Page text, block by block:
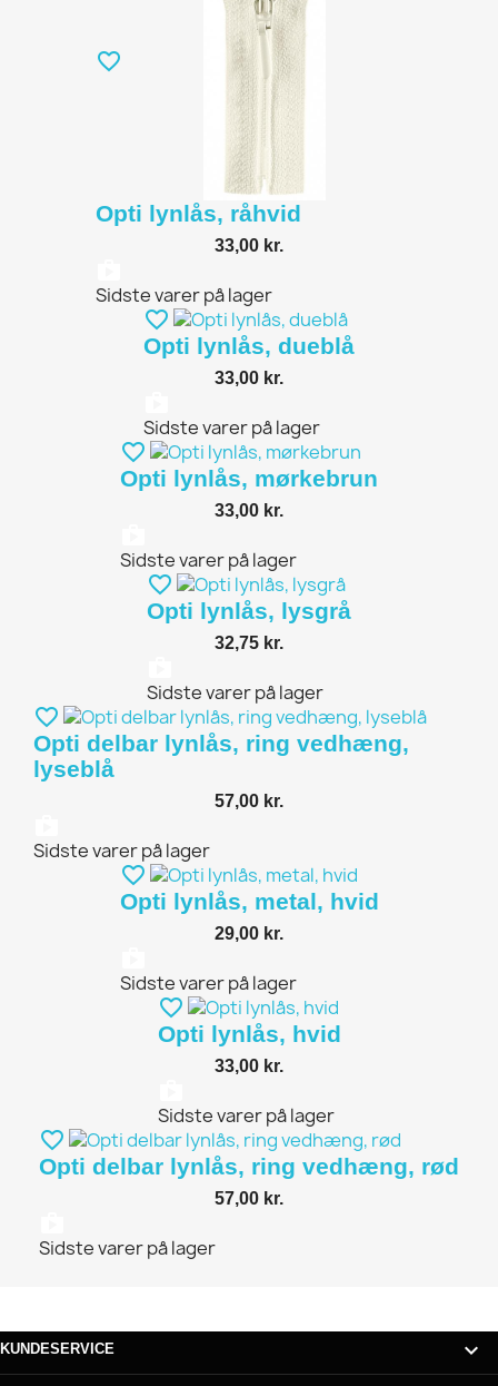
favorite_border
Opti lynlås, råhvid
33,00 kr.
Sidste varer på lager
favorite_border
Opti lynlås, dueblå
33,00 kr.
Sidste varer på lager
favorite_border
Opti lynlås, mørkebrun
33,00 kr.
Sidste varer på lager
favorite_border
Opti lynlås, lysgrå
32,75 kr.
Sidste varer på lager
favorite_border
Opti delbar lynlås, ring vedhæng,
lyseblå
57,00 kr.
Sidste varer på lager
favorite_border
Opti lynlås, metal, hvid
29,00 kr.
Sidste varer på lager
favorite_border
Opti lynlås, hvid
33,00 kr.
Sidste varer på lager
favorite_border
Opti delbar lynlås, ring vedhæng, rød
57,00 kr.
Sidste varer på lager
KUNDESERVICE
